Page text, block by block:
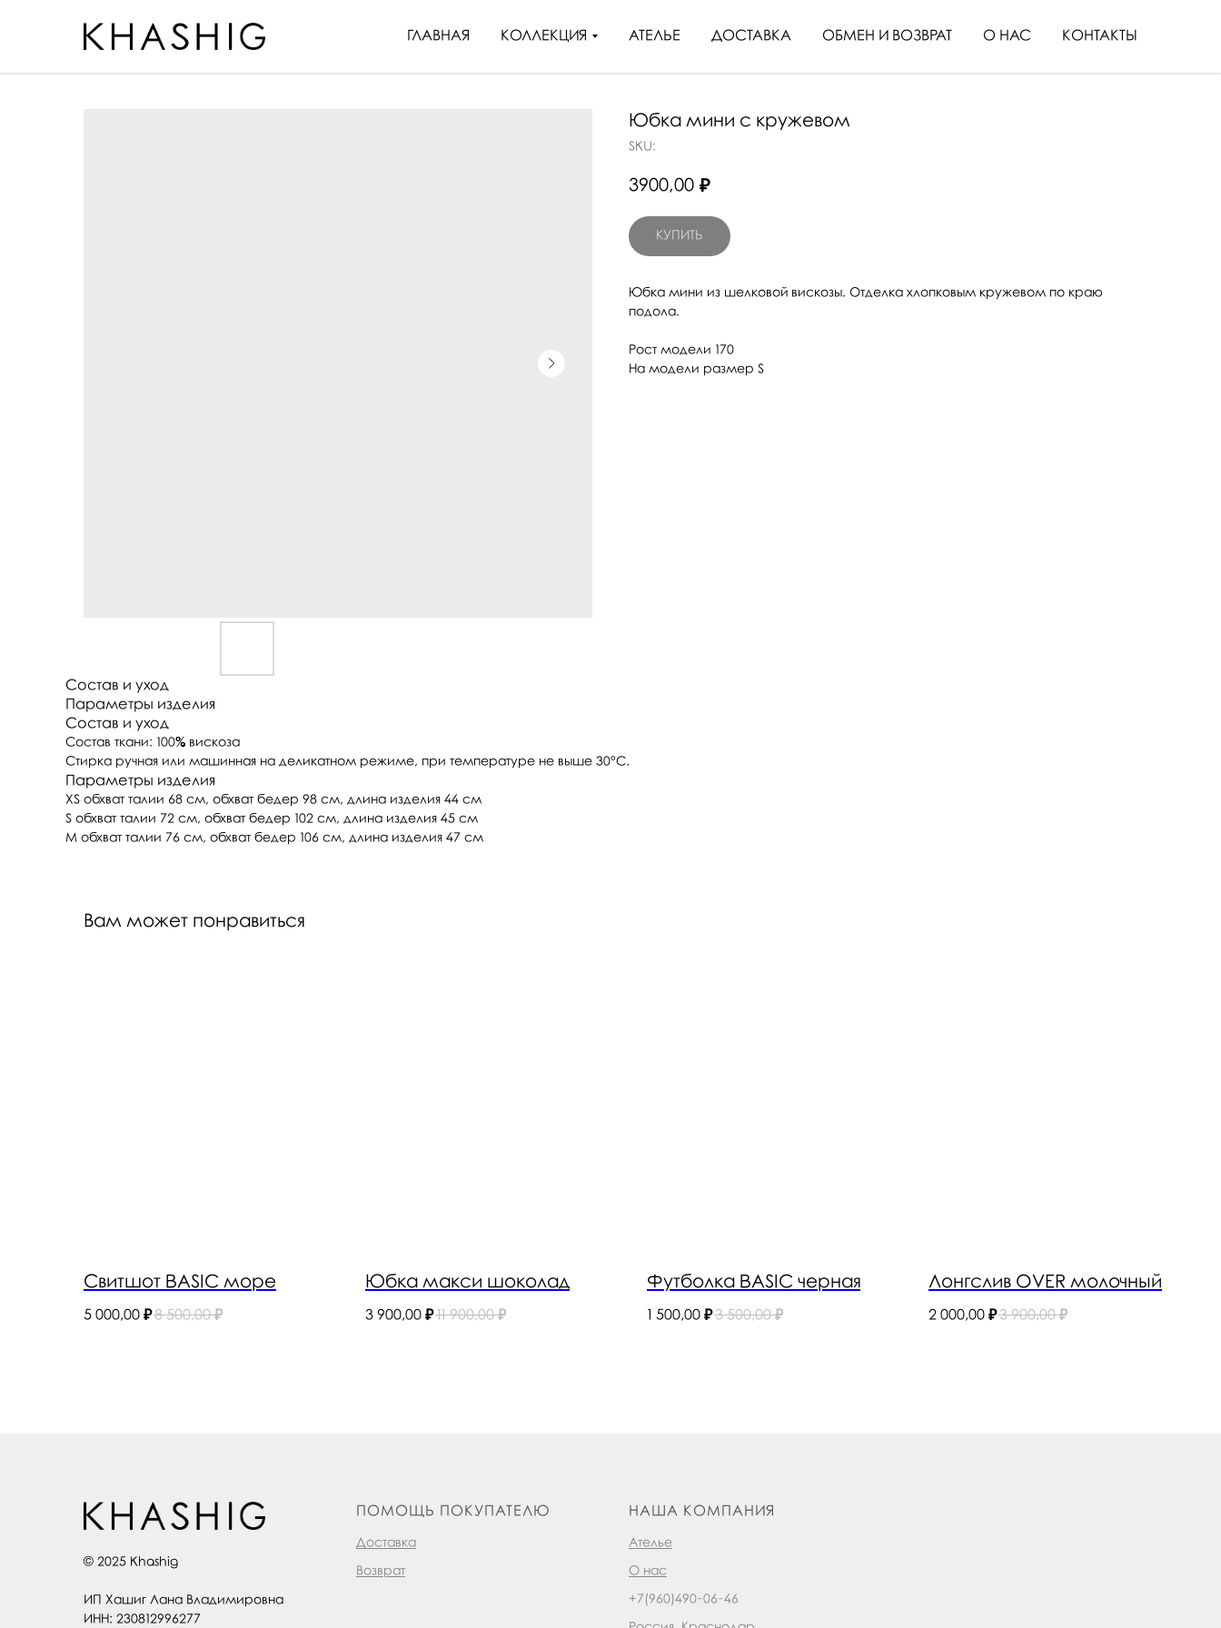
ГЛАВНАЯ КОЛЛЕКЦИЯ АТЕЛЬЕ ДОСТАВКА ОБМЕН И ВОЗВРАТ О НАС КОНТАКТЫ
Юбка мини с кружевом
SKU:
3900,00 ₽
КУПИТЬ
Юбка мини из шелковой вискозы. Отделка хлопковым кружевом по краю
подола.
Рост модели 170
На модели размер S
Состав и уход
Параметры изделия
Состав и уход
Состав ткани: 100% вискоза
Стирка ручная или машинная на деликатном режиме, при температуре не выше 30°C.
Параметры изделия
XS обхват талии 68 см, обхват бедер 98 см, длина изделия 44 см
S обхват талии 72 см, обхват бедер 102 см, длина изделия 45 см
M обхват талии 76 см, обхват бедер 106 см, длина изделия 47 см
Вам может понравиться
Свитшот BASIC море
5 000,00 ₽8 500,00 ₽
Юбка макси шоколад
3 900,00 ₽11 900,00 ₽
Футболка BASIC черная
1 500,00 ₽3 500,00 ₽
Лонгслив OVER молочный
2 000,00 ₽3 900,00 ₽
© 2025 Khashig
ИП Хашиг Лана Владимировна
ИНН: 230812996277
ПОМОЩЬ ПОКУПАТЕЛЮ
Доставка
Возврат
НАША КОМПАНИЯ
Ателье
О нас
+7(960)490-06-46